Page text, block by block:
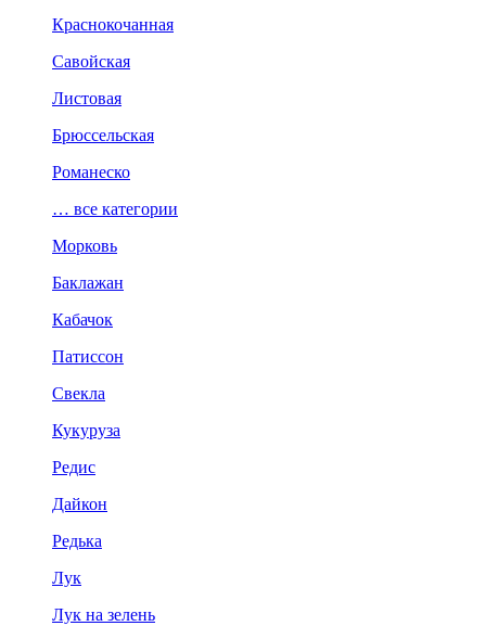
Краснокочанная
Савойская
Листовая
Брюссельская
Романеско
… все категории
Морковь
Баклажан
Кабачок
Патиссон
Свекла
Кукуруза
Редис
Дайкон
Редька
Лук
Лук на зелень